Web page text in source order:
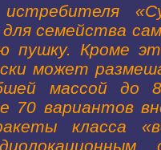
истребителя
семейства
пушку. Кроме
может
массой до
70 вариантов
класса